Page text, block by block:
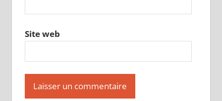
Site web